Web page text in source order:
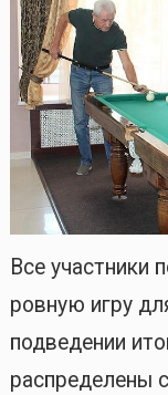
Все участники
ровную игру
подведении
распределены